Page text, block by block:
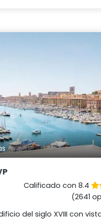
Calificado con 8.4
(2641
del siglo XVIII con